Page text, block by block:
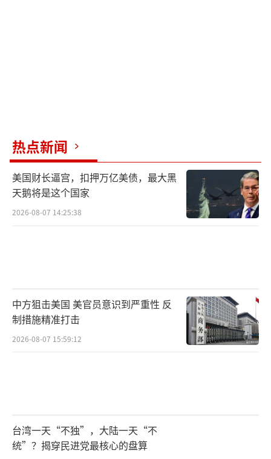
热点新闻
美国财长逼宫，扣押万亿美债，最大黑
天鹅将是这个国家
2026-08-07 14:25:38
中方狙击美国 美官员意识到严重性 反
制措施精准打击
2026-08-07 15:59:12
台湾一天“不独”，大陆一天“不
统”？揭穿民进党最核心的盘算